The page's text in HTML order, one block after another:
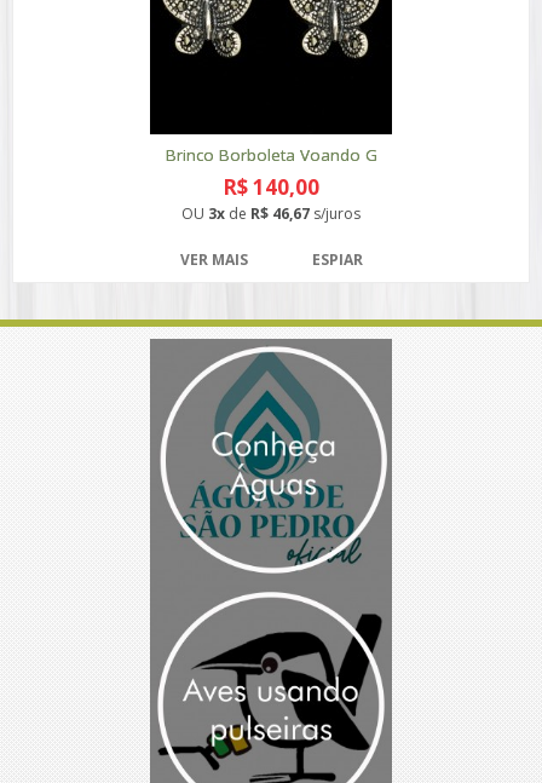
Brinco Borboleta Voando G
R$ 140,00
OU 3x de R$ 46,67 s/juros
VER MAIS ESPIAR